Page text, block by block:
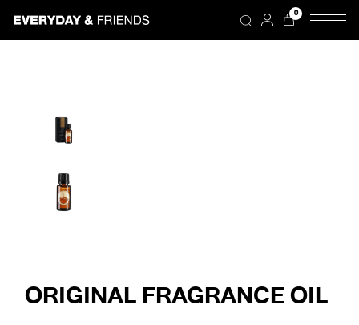
the
0
ORIGINAL FRAGRANCE OIL